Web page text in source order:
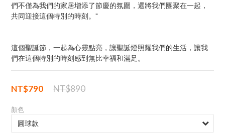
們不僅為我們的家居增添了節慶的氛圍，還將我們團聚在一起，
共同迎接這個特別的時刻。"
這個聖誕節，一起為心靈點亮，讓聖誕燈照耀我們的生活，讓我
們在這個特別的時刻感到無比幸福和滿足。
NT$890
NT$790
顏色